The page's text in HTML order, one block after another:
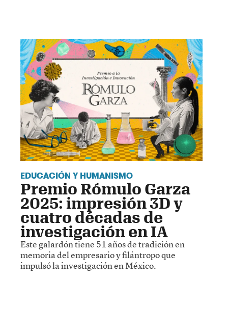
EDUCACIÓN Y HUMANISMO
Premio Rómulo Garza
2025: impresión 3D y
cuatro décadas de
investigación en IA
Este galardón tiene 51 años de tradición en
memoria del empresario y filántropo que
impulsó la investigación en México.